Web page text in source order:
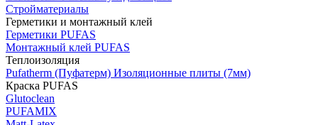
Стройматериалы
Герметики и монтажный клей
Герметики PUFAS
Монтажный клей PUFAS
Теплоизоляция
Pufatherm (Пуфатерм) Изоляционные плиты (7мм)
Краска PUFAS
Glutoclean
PUFAMIX